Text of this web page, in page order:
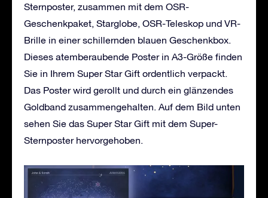
Sternposter, zusammen mit dem OSR-
Geschenkpaket, Starglobe, OSR-Teleskop und VR-
Brille in einer schillernden blauen Geschenkbox.
Dieses atemberaubende Poster in A3-Größe finden
Sie in Ihrem Super Star Gift ordentlich verpackt.
Das Poster wird gerollt und durch ein glänzendes
Goldband zusammengehalten. Auf dem Bild unten
sehen Sie das Super Star Gift mit dem Super-
Sternposter hervorgehoben.